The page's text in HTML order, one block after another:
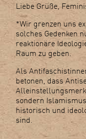
Liebe Grüße,
*Wir grenzen uns
solches Gedenken
reaktionäre
Raum zu geben.
Als
betonen, dass
sondern
historisch und
sind.